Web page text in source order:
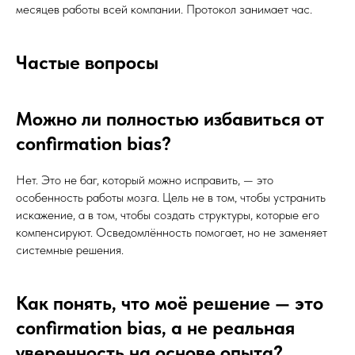
месяцев работы всей компании. Протокол занимает час.
Частые вопросы
Можно ли полностью избавиться от
confirmation bias?
Нет. Это не баг, который можно исправить, — это
особенность работы мозга. Цель не в том, чтобы устранить
искажение, а в том, чтобы создать структуры, которые его
компенсируют. Осведомлённость помогает, но не заменяет
системные решения.
Как понять, что моё решение — это
confirmation bias, а не реальная